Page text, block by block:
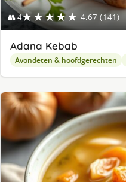
👥 4★★★★★ 4.67 (141)
Adana Kebab
Avondeten & hoofdgerechten